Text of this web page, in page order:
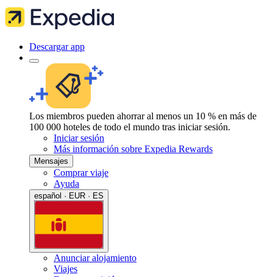
Descargar app
Los miembros pueden ahorrar al menos un 10 % en más de
100 000 hoteles de todo el mundo tras iniciar sesión.
Iniciar sesión
Más información sobre Expedia Rewards
Mensajes
Comprar viaje
Ayuda
español · EUR · ES
Anunciar alojamiento
Viajes